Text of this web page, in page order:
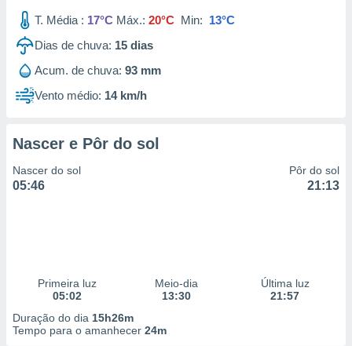
T. Média : 17°C Máx.: 20°C Min: 13°C
Dias de chuva: 15 dias
Acum. de chuva: 93 mm
Vento médio: 14 km/h
Nascer e Pôr do sol
Nascer do sol
05:46
Pôr do sol
21:13
Primeira luz
05:02
Meio-dia
13:30
Última luz
21:57
Duração do dia 15h26m
Tempo para o amanhecer 24m